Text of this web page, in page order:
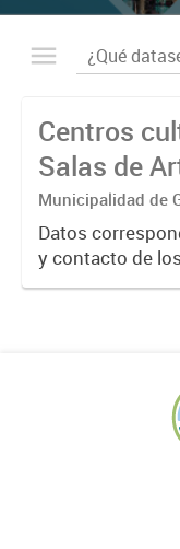
Centros
Salas de
Municipalidad de
Datos
y contacto de
y las Salas de
mensualmente.